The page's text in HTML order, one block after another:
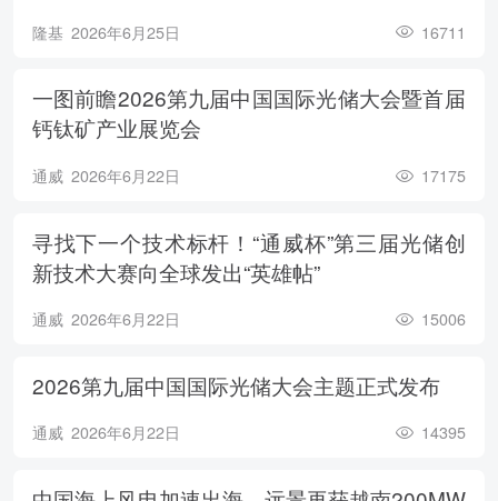
隆基 2026年6月25日 16711
一图前瞻2026第九届中国国际光储大会暨首届
钙钛矿产业展览会
通威 2026年6月22日 17175
寻找下一个技术标杆！“通威杯”第三届光储创
新技术大赛向全球发出“英雄帖”
通威 2026年6月22日 15006
2026第九届中国国际光储大会主题正式发布
通威 2026年6月22日 14395